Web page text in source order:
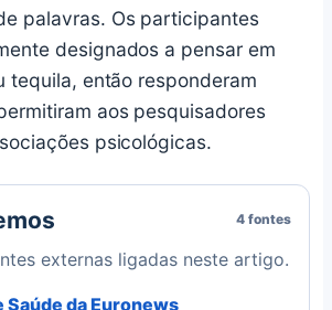
palavras. Os participantes
designados a pensar em
tequila, então responderam
aos pesquisadores
psicológicas.
4 fontes
externas ligadas neste artigo.
Saúde da Euronews